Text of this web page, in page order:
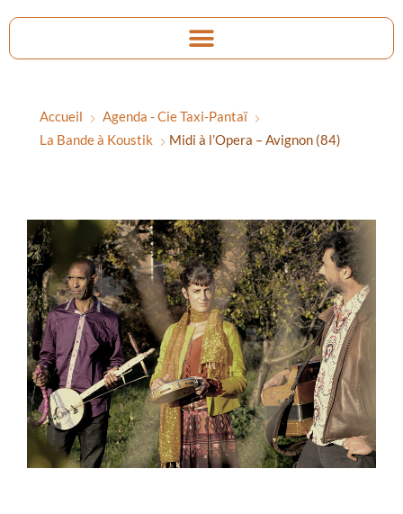
Accueil
Agenda - Cie Taxi-Pantaï
La Bande à Koustik
Midi à l’Opera – Avignon (84)